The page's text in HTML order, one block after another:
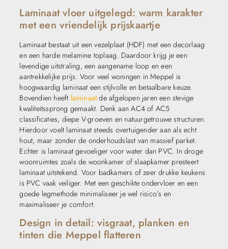
Laminaat vloer uitgelegd: warm karakter
met een vriendelijk prijskaartje
Laminaat bestaat uit een vezelplaat (HDF) met een decorlaag
en een harde melamine toplaag. Daardoor krijg je een
levendige uitstraling, een aangename loop en een
aantrekkelijke prijs. Voor veel woningen in Meppel is
hoogwaardig laminaat een stijlvolle en betaalbare keuze.
Bovendien heeft laminaatde afgelopen jaren een stevige
kwaliteitssprong gemaakt. Denk aan AC4 of AC5
classificaties, diepe V-groeven en natuurgetrouwe structuren.
Hierdoor voelt laminaat steeds overtuigender aan als echt
hout, maar zonder de onderhoudslast van massief parket.
Echter is laminaat gevoeliger voor water dan PVC. In droge
woonruimtes zoals de woonkamer of slaapkamer presteert
laminaat uitstekend. Voor badkamers of zeer drukke keukens
is PVC vaak veiliger. Met een geschikte ondervloer en een
goede legmethode minimaliseer je wel risico’s en
maximaliseer je comfort.
Design in detail: visgraat, planken en
tinten die Meppel flatteren